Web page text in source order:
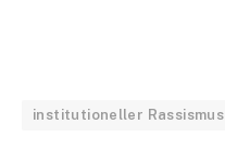
institutioneller Rassismus